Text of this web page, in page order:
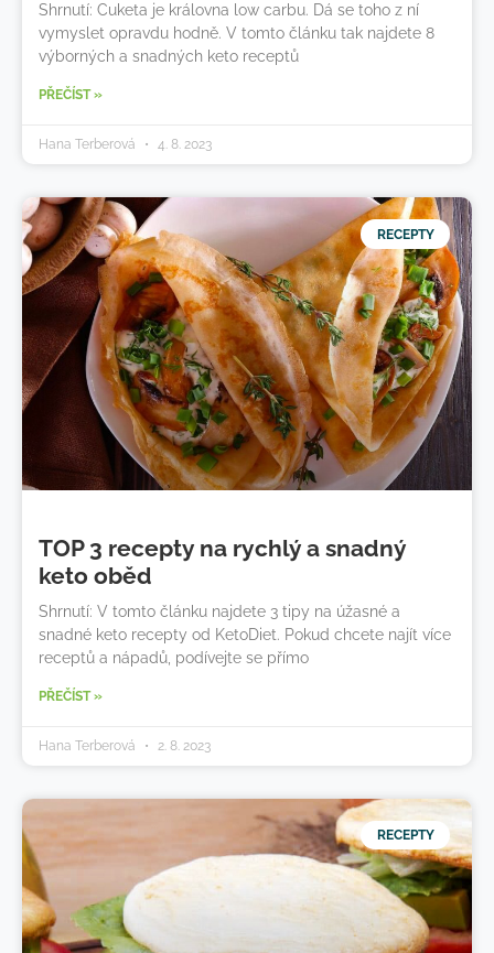
Shrnutí: Cuketa je královna low carbu. Dá se toho z ní
vymyslet opravdu hodně. V tomto článku tak najdete 8
výborných a snadných keto receptů
PŘEČÍST »
Hana Terberová 4. 8. 2023
RECEPTY
TOP 3 recepty na rychlý a snadný
keto oběd
Shrnutí: V tomto článku najdete 3 tipy na úžasné a
snadné keto recepty od KetoDiet. Pokud chcete najít více
receptů a nápadů, podívejte se přímo
PŘEČÍST »
Hana Terberová 2. 8. 2023
RECEPTY